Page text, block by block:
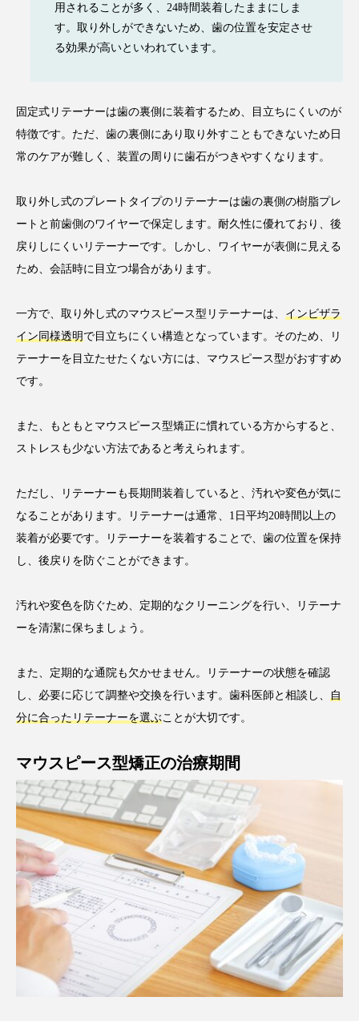
用されることが多く、24時間装着したままにしま
す。取り外しができないため、歯の位置を安定させ
る効果が高いといわれています。
固定式リテーナーは歯の裏側に装着するため、目立ちにくいのが
特徴です。ただ、歯の裏側にあり取り外すこともできないため日
常のケアが難しく、装置の周りに歯石がつきやすくなります。
取り外し式のプレートタイプのリテーナーは歯の裏側の樹脂プレ
ートと前歯側のワイヤーで保定します。耐久性に優れており、後
戻りしにくいリテーナーです。しかし、ワイヤーが表側に見える
ため、会話時に目立つ場合があります。
一方で、取り外し式のマウスピース型リテーナーは、 インビザラ
イン同様透明 で目立ちにくい構造となっています。そのため、リ
テーナーを目立たせたくない方には、マウスピース型がおすすめ
です。
また、もともとマウスピース型矯正に慣れている方からすると、
ストレスも少ない方法であると考えられます。
ただし、リテーナーも長期間装着していると、汚れや変色が気に
なることがあります。リテーナーは通常、1日平均20時間以上の
装着が必要です。リテーナーを装着することで、歯の位置を保持
し、後戻りを防ぐことができます。
汚れや変色を防ぐため、定期的なクリーニングを行い、リテーナ
ーを清潔に保ちましょう。
また、定期的な通院も欠かせません。リテーナーの状態を確認
し、必要に応じて調整や交換を行います。歯科医師と相談し、
自
分に合ったリテーナーを選ぶ ことが大切です。
マウスピース型矯正の治療期間